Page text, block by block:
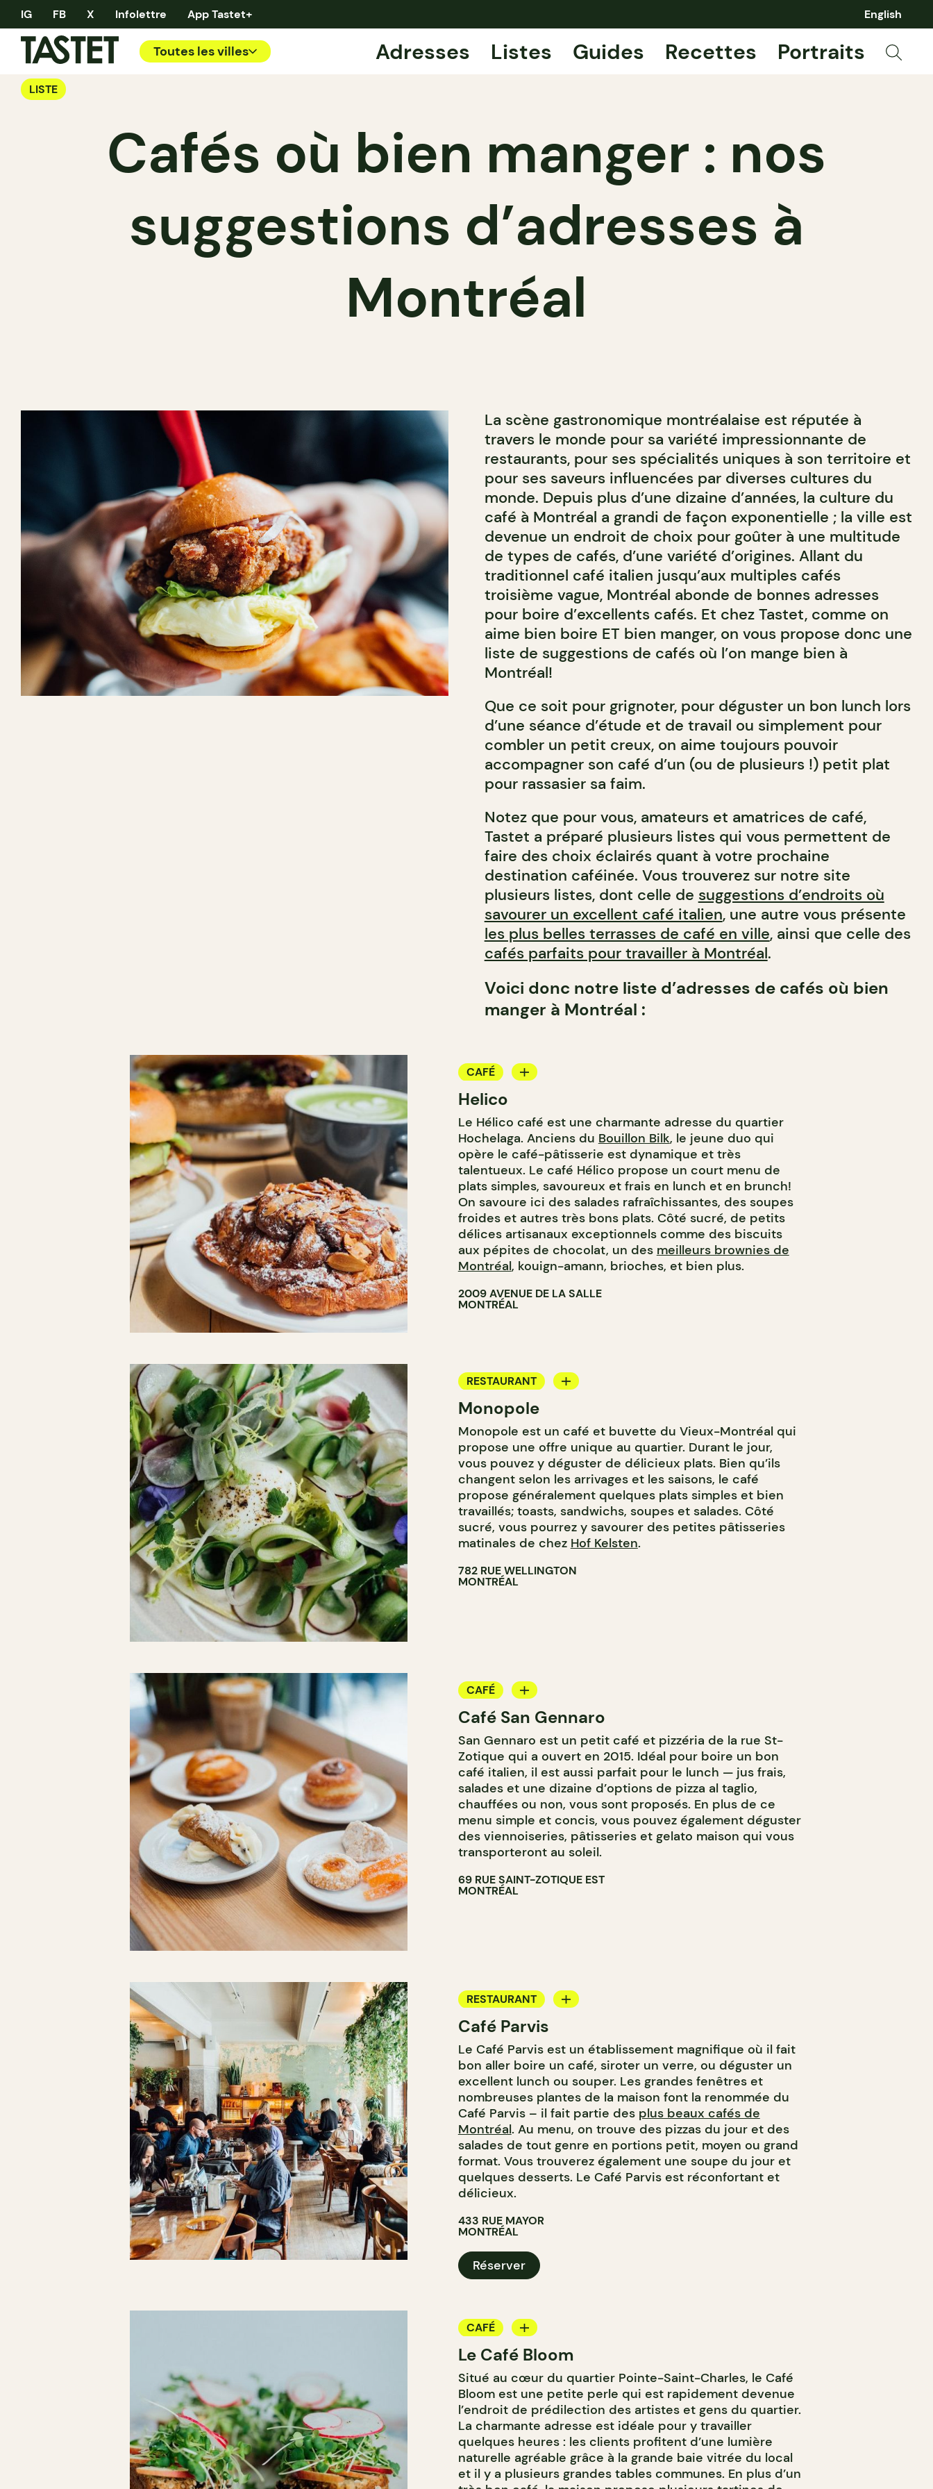
IG FB X Infolettre App Tastet+ English
Toutes les villes Adresses Listes Guides Recettes Portraits
LISTE
Cafés où bien manger : nos
suggestions d’adresses à
Montréal
La scène gastronomique montréalaise est réputée à
travers le monde pour sa variété impressionnante de
restaurants, pour ses spécialités uniques à son territoire et
pour ses saveurs influencées par diverses cultures du
monde. Depuis plus d’une dizaine d’années, la culture du
café à Montréal a grandi de façon exponentielle ; la ville est
devenue un endroit de choix pour goûter à une multitude
de types de cafés, d’une variété d’origines. Allant du
traditionnel café italien jusqu’aux multiples cafés
troisième vague, Montréal abonde de bonnes adresses
pour boire d’excellents cafés. Et chez Tastet, comme on
aime bien boire ET bien manger, on vous propose donc une
liste de suggestions de cafés où l’on mange bien à
Montréal!
Que ce soit pour grignoter, pour déguster un bon lunch lors
d’une séance d’étude et de travail ou simplement pour
combler un petit creux, on aime toujours pouvoir
accompagner son café d’un (ou de plusieurs !) petit plat
pour rassasier sa faim.
Notez que pour vous, amateurs et amatrices de café,
Tastet a préparé plusieurs listes qui vous permettent de
faire des choix éclairés quant à votre prochaine
destination caféinée. Vous trouverez sur notre site
plusieurs listes, dont celle de suggestions d’endroits où
savourer un excellent café italien, une autre vous présente
les plus belles terrasses de café en ville, ainsi que celle des
cafés parfaits pour travailler à Montréal.
Voici donc notre liste d’adresses de cafés où bien
manger à Montréal :
CAFÉ
BOULANGERIE
COMPTOIR
Helico
Le Hélico café est une charmante adresse du quartier
Hochelaga. Anciens du Bouillon Bilk, le jeune duo qui
opère le café-pâtisserie est dynamique et très
talentueux. Le café Hélico propose un court menu de
plats simples, savoureux et frais en lunch et en brunch!
On savoure ici des salades rafraîchissantes, des soupes
froides et autres très bons plats. Côté sucré, de petits
délices artisanaux exceptionnels comme des biscuits
aux pépites de chocolat, un des meilleurs brownies de
Montréal, kouign-amann, brioches, et bien plus.
2009 AVENUE DE LA SALLE
MONTRÉAL
RESTAURANT
CAFÉ
BAR À VIN
CAVISTE
Monopole
Monopole est un café et buvette du Vieux-Montréal qui
propose une offre unique au quartier. Durant le jour,
vous pouvez y déguster de délicieux plats. Bien qu’ils
changent selon les arrivages et les saisons, le café
propose généralement quelques plats simples et bien
travaillés; toasts, sandwichs, soupes et salades. Côté
sucré, vous pourrez y savourer des petites pâtisseries
matinales de chez Hof Kelsten.
782 RUE WELLINGTON
MONTRÉAL
CAFÉ
CRÈME GLACÉE
COMPTOIR
Café San Gennaro
San Gennaro est un petit café et pizzéria de la rue St-
Zotique qui a ouvert en 2015. Idéal pour boire un bon
café italien, il est aussi parfait pour le lunch — jus frais,
salades et une dizaine d’options de pizza al taglio,
chauffées ou non, vous sont proposés. En plus de ce
menu simple et concis, vous pouvez également déguster
des viennoiseries, pâtisseries et gelato maison qui vous
transporteront au soleil.
69 RUE SAINT-ZOTIQUE EST
MONTRÉAL
RESTAURANT
CAFÉ
Café Parvis
Le Café Parvis est un établissement magnifique où il fait
bon aller boire un café, siroter un verre, ou déguster un
excellent lunch ou souper. Les grandes fenêtres et
nombreuses plantes de la maison font la renommée du
Café Parvis – il fait partie des plus beaux cafés de
Montréal. Au menu, on trouve des pizzas du jour et des
salades de tout genre en portions petit, moyen ou grand
format. Vous trouverez également une soupe du jour et
quelques desserts. Le Café Parvis est réconfortant et
délicieux.
433 RUE MAYOR
MONTRÉAL
Réserver
CAFÉ
CAVISTE
Le Café Bloom
Situé au cœur du quartier Pointe-Saint-Charles, le Café
Bloom est une petite perle qui est rapidement devenue
l’endroit de prédilection des artistes et gens du quartier.
La charmante adresse est idéale pour y travailler
quelques heures : les clients profitent d’une lumière
naturelle agréable grâce à la grande baie vitrée du local
et il y a plusieurs grandes tables communes. En plus d’un